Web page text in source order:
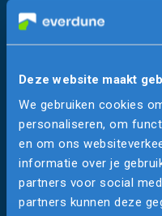
Deze website maakt
We gebruiken cookies
personaliseren, om
en om ons
informatie over je
partners voor social
partners kunnen deze
webapplicatie of
iOS of
Maak gebruik van een